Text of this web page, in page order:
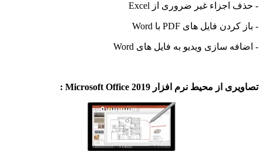
- حذف اجزاء غیر ضروری از Excel
- باز کردن فایل های PDF با Word
- اضافه سازی ویدیو به فایل های Word
تصاویری از محیط نرم افزار Microsoft Office 2019 :